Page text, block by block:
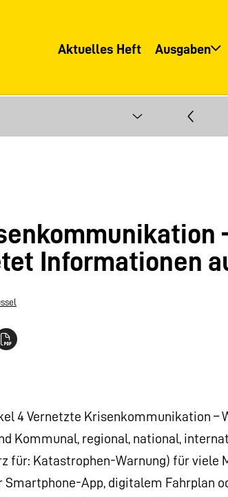
Aktuelles Heft Ausgaben
Informationen
4 Vernetzte Krisenkommunikation –
Kommunal, regional, national,
für: Katastrophen-Warnung) für viele
Smartphone-App, digitalem Fahrplan